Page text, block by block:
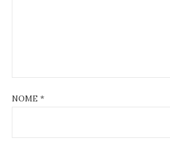
NOME *